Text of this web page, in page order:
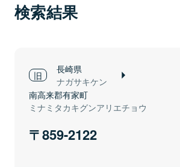
検索結果
長崎県
ナガサキケン
南高来郡有家町
ミナミタカキグンアリエチョウ
859-2122